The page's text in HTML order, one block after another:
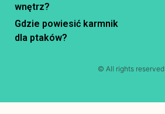
wnętrz?
Gdzie powiesić karmnik
dla ptaków?
© All rights reserved